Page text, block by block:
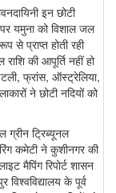
इन छोटी
यमुना को विशाल जल
से प्राप्त होती रही
की आपूर्ति नहीं हो
फ्रांस, ऑस्ट्रेलिया,
ने छोटी नदियों को
ग्रीन ट्रिब्यूनल
कमेटी ने कुशीनगर की
मैपिंग रिपोर्ट शासन
के पूर्व